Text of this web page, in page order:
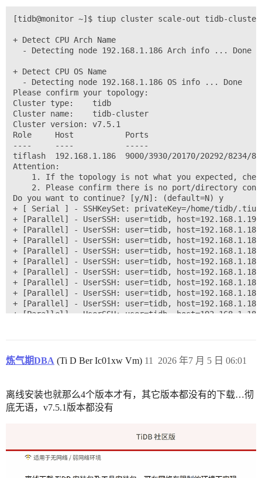
[tidb@monitor ~]$ tiup cluster scale-out tidb-
+ Detect CPU Arch Name
  - Detecting node 192.168.1.186 Arch info ... Done
+ Detect CPU OS Name
  - Detecting node 192.168.1.186 OS info ... Done
Please confirm your topology:
Cluster type:    tidb
Cluster name:    tidb-cluster
Cluster version: v7.5.1
Role     Host           Ports
----     ----           -----
tiflash  192.168.1.186  9000/3930/20170/20292/
Attention:
1. If the topology is not what you expected,
2. Please confirm there is no port/directory
Do you want to continue? [y/N]: (default=N) y
+ [ Serial ] - SSHKeySet: privateKey=/home/tidb/
+ [Parallel] - UserSSH: user=tidb, host=192.168.1.190
+ [Parallel] - UserSSH: user=tidb, host=192.168.1.181
+ [Parallel] - UserSSH: user=tidb, host=192.168.1.182
+ [Parallel] - UserSSH: user=tidb, host=192.168.1.187
+ [Parallel] - UserSSH: user=tidb, host=192.168.1.180
+ [Parallel] - UserSSH: user=tidb, host=192.168.1.180
+ [Parallel] - UserSSH: user=tidb, host=192.168.1.180
+ [Parallel] - UserSSH: user=tidb, host=192.168.1.183
+ [Parallel] - UserSSH: user=tidb, host=192.168.1.184
+ [Parallel] - UserSSH: user=tidb, host=192.168.1.189
  - Download node_exporter: (linux/amd64) ... Error
- Download blackbox_exporter: (linux/amd64) ...
Error: fetch /timestamp.json from mirror(https://
炼气期DBA (Ti D Ber Ic01xw Vm) 2026 年7 月 5 日 06:01
11
离线安装也就那么4个版本才有，其它版本都没有的下载…彻
底无语，v7.5.1版本都没有